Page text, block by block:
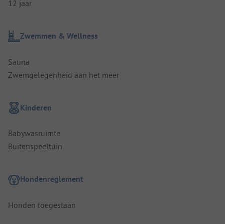
12 jaar
Zwemmen & Wellness
Sauna
Zwemgelegenheid aan het meer
Kinderen
Babywasruimte
Buitenspeeltuin
Hondenreglement
Honden toegestaan